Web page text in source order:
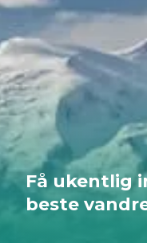
Få ukentlig
beste